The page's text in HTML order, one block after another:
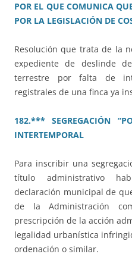
POR EL QUE COMUNICA
POR LA LEGISLACIÓN DE
Resolución que trata de la
expediente de deslinde
terrestre por falta de
registrales de una finca ya
182.*** SEGREGACIÓN
INTERTEMPORAL
Para inscribir una
título administrativo
declaración municipal de
de la Administración
prescripción de la acción
legalidad urbanística
ordenación o similar.